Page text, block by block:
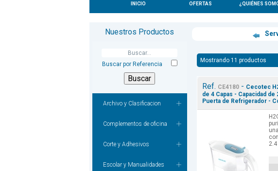
INICIO OFERTAS ¿QUIÉNES
Nuestros Productos
Buscar por Referencia
Archivo y Clasificacion
Complementos de oficina
Corte y Adhesivos
Escolar y Manualidades
Mostrando 11 productos
Ref. CE4180- Cecotec
de 4 Capas - Capacidad
Puerta de Refrigerador -